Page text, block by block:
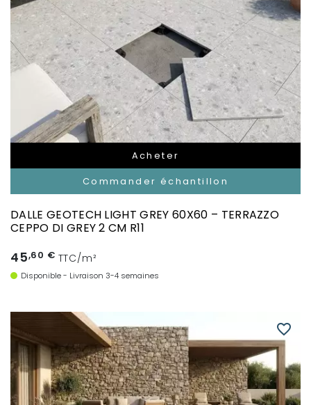
Acheter
Commander échantillon
DALLE GEOTECH LIGHT GREY 60X60 – TERRAZZO
CEPPO DI GREY 2 CM R11
45,60 € TTC/m²
Disponible - Livraison 3-4 semaines
favorite_border